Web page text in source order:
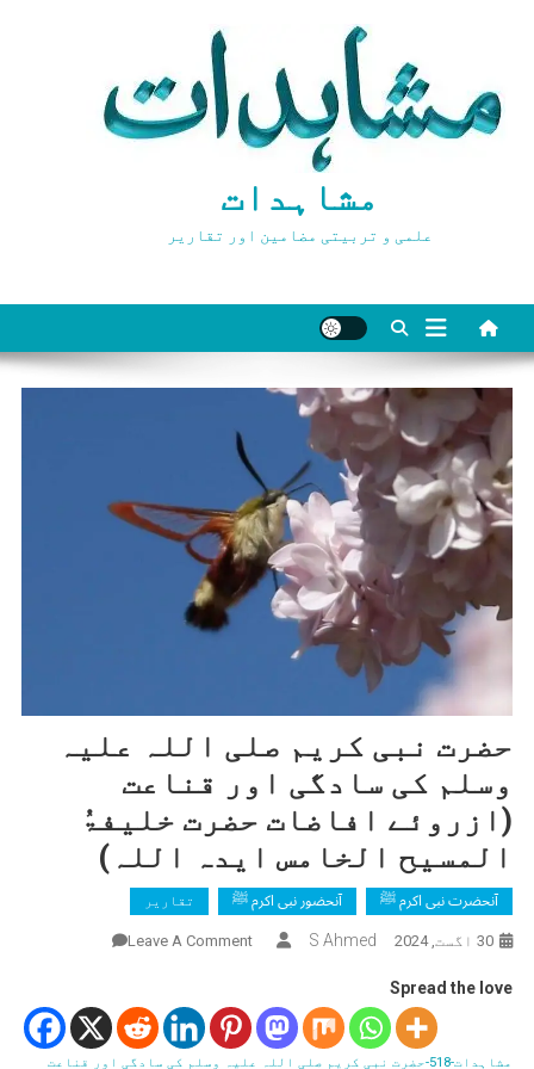
مشاہدات
علمی و تربیتی مضامین اور تقاریر
حضرت نبی کریم صلی اللہ علیہ
وسلم کی سادگی اور قناعت
(ازروئے افاضات حضرت خلیفۃُ
المسیح الخامس ایدہ اللہ)
آنحضرت نبی اکرم ﷺ آنحضور نبی اکرم ﷺ تقاریر
30 اگست, 2024 S Ahmed
Leave A Comment
کریم
صلی
Spread the love
مشاہدات-518-حضرت نبی کریم صلی اللہ علیہ وسلم کی سادگی اور قناعت